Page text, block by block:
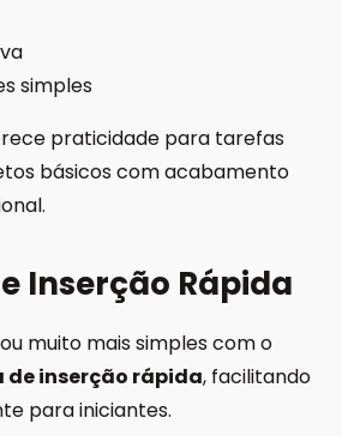
simples
praticidade para tarefas
básicos com acabamento
Inserção Rápida
muito mais simples com o
de inserção rápida, facilitando
para iniciantes.